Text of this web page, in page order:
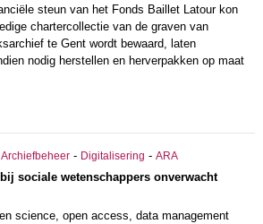
steun van het Fonds Baillet Latour kon
chartercollectie van de graven van
te Gent wordt bewaard, laten
nodig herstellen en herverpakken op maat
Archiefbeheer- Digitalisering - ARA
sociale wetenschappers onverwacht
science, open access, data management